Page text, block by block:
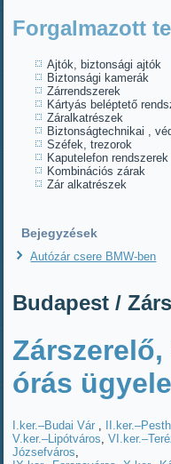
Forgalmazott
Ajtók, biztonsági ajtók
Biztonsági kamerák
Zárrendszerek
Kártyás beléptető
Záralkatrészek
Biztonságtechnikai ,
Széfek, trezorok
Kaputelefon rendszerek
Kombinációs zárak
Zár alkatrészek
Bejegyzések
Autózár csere BMW-ben
Budapest /
órás
I.ker.–Budai Vár
V.ker.–Lipótváros ,
Józsefváros